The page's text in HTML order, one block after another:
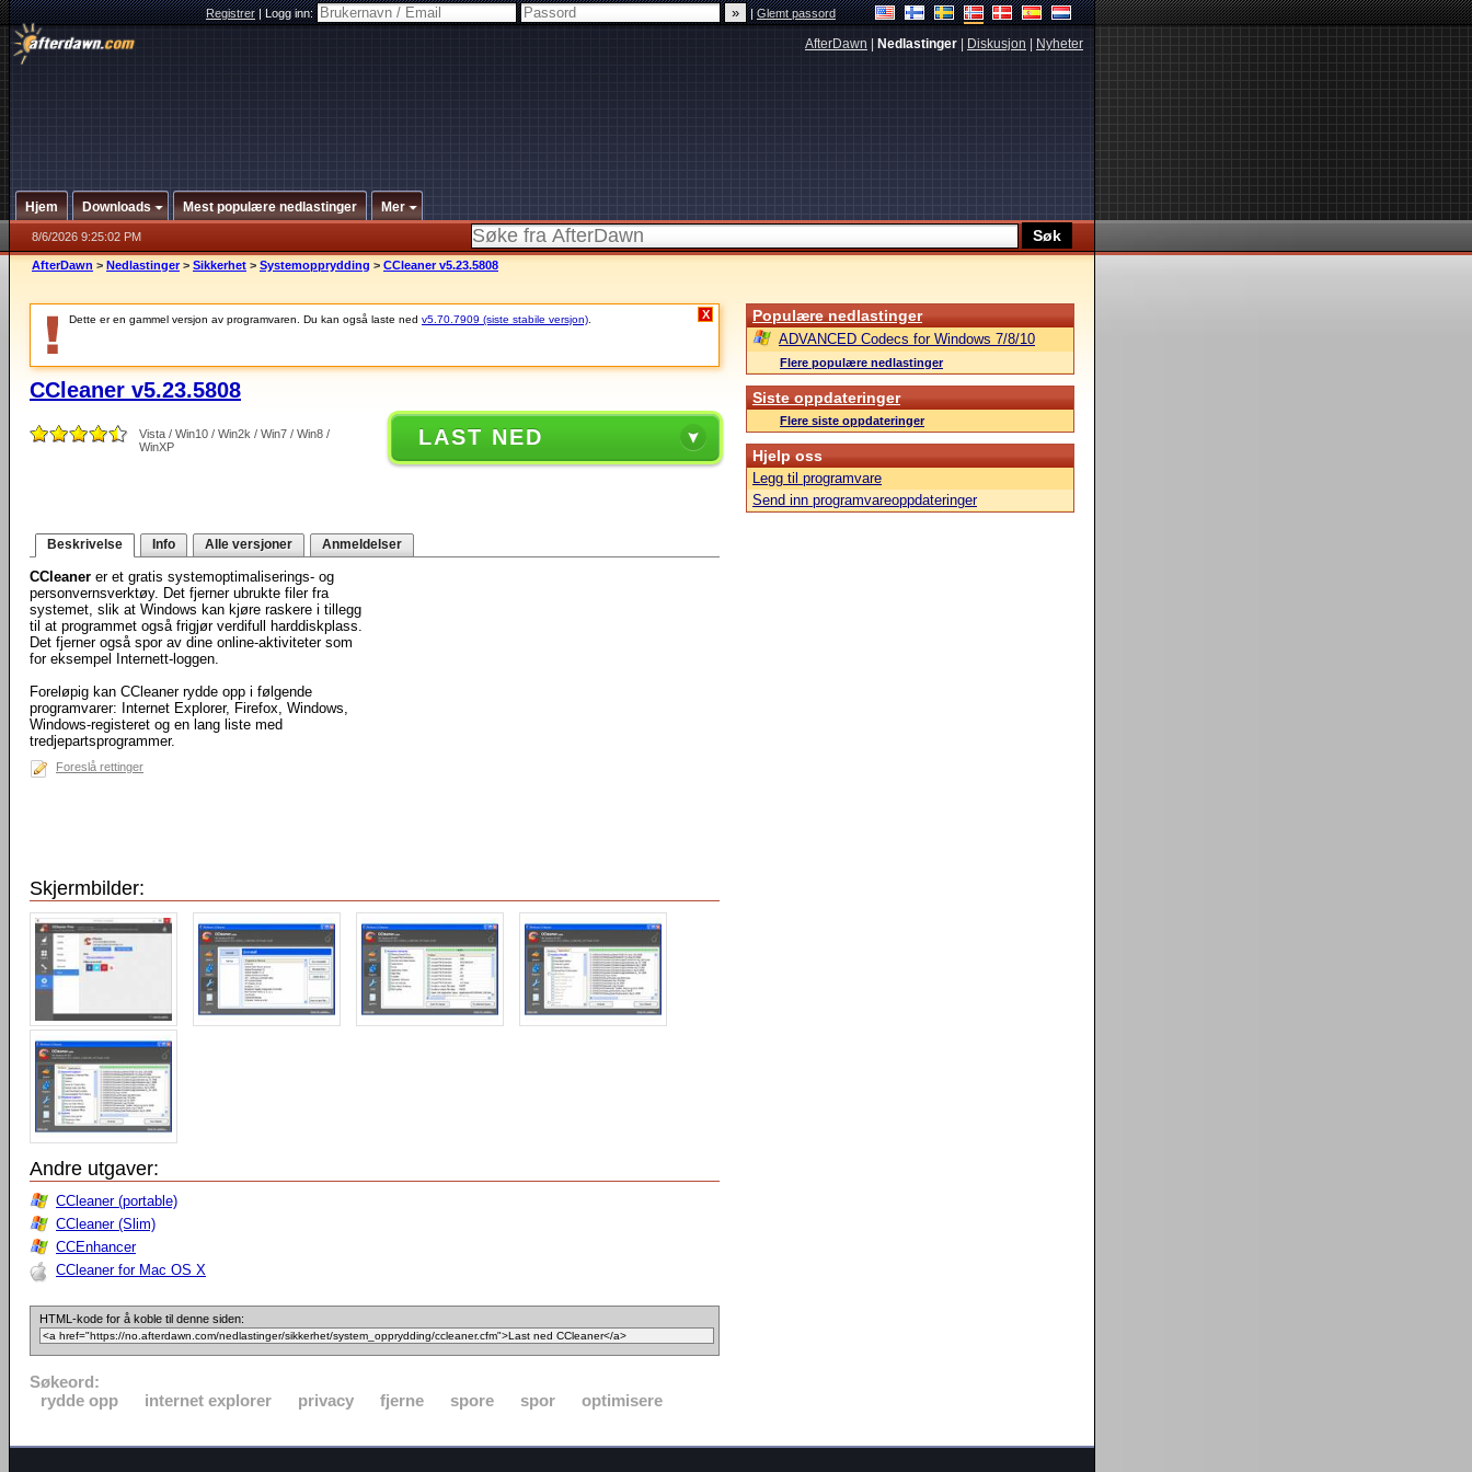
Registrer|Logg inn: |Glemt passord
AfterDawn Nedlastinger Diskusjon Nyheter
Hjem Downloads Mest populære nedlastinger Mer
8/6/2026 9:25:02 PM
AfterDawn > Nedlastinger > Sikkerhet > Systemopprydding > CCleaner v5.23.5808
Dette er en gammel versjon av programvaren. Du kan også laste ned v5.70.7909 (siste stabile versjon) X
CCleaner v5.23.5808
Vista / Win10 / Win2k / Win7 / Win8 /
WinXP
LAST NED
Beskrivelse Info Alle versjoner Anmeldelser
CCleaner er et gratis systemoptimaliserings- og
personvernsverktøy. Det fjerner ubrukte filer fra
systemet, slik at Windows kan kjøre raskere i tillegg
til at programmet også frigjør verdifull harddiskplass.
Det fjerner også spor av dine online-aktiviteter som
for eksempel Internett-loggen.
Foreløpig kan CCleaner rydde opp i følgende
programvarer: Internet Explorer, Firefox, Windows,
Windows-registeret og en lang liste med
tredjepartsprogrammer.
Foreslå rettinger
Skjermbilder:
Andre utgaver:
CCleaner (portable)
CCleaner (Slim)
CCEnhancer
CCleaner for Mac OS X
HTML-kode for å koble til denne siden:
Søkeord:
rydde opp
internet explorer privacy fjerne spore spor optimisere
Populære nedlastinger
ADVANCED Codecs for Windows 7/8/10
Flere populære nedlastinger
Siste oppdateringer
Flere siste oppdateringer
Hjelp oss
Legg til programvare
Send inn programvareoppdateringer